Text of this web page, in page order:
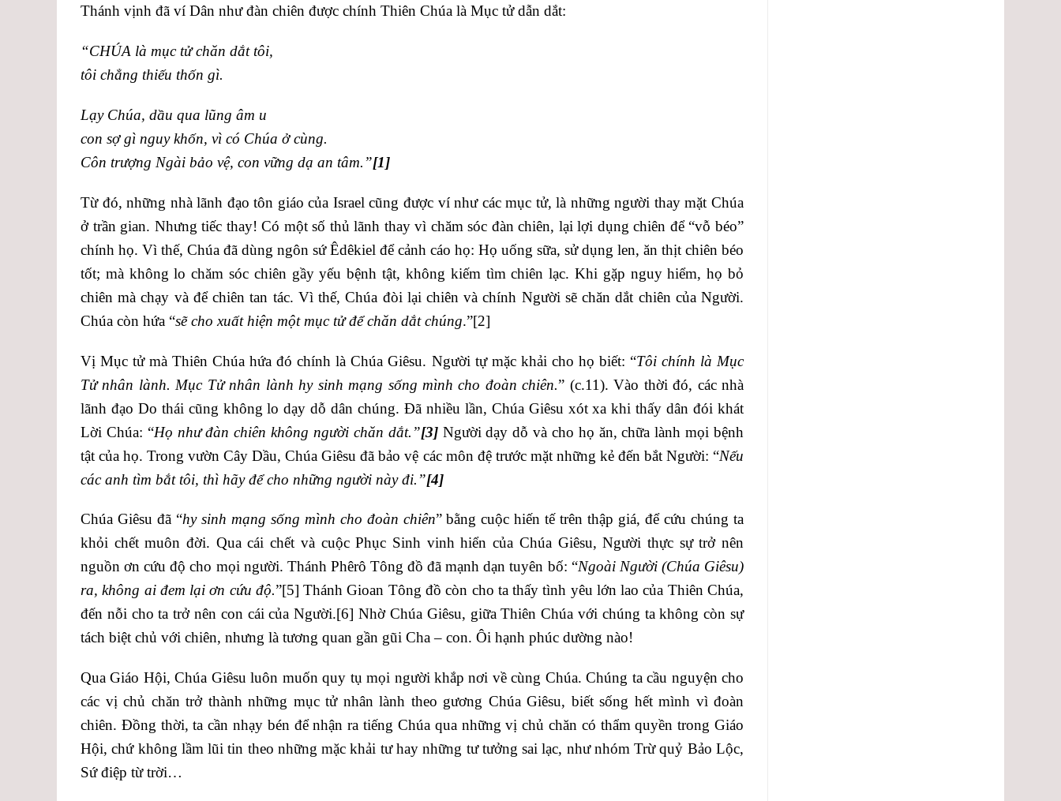
Thánh vịnh đã ví Dân như đàn chiên được chính Thiên Chúa là Mục tử dẫn dắt:
“CHÚA là mục tử chăn dắt tôi,
tôi chẳng thiếu thốn gì.
Lạy Chúa, dầu qua lũng âm u
con sợ gì nguy khốn, vì có Chúa ở cùng.
Côn trượng Ngài bảo vệ, con vững dạ an tâm.”[1]
Từ đó, những nhà lãnh đạo tôn giáo của Israel cũng được ví như các mục tử, là những người thay mặt Chúa
ở trần gian. Nhưng tiếc thay! Có một số thủ lãnh thay vì chăm sóc đàn chiên, lại lợi dụng chiên để “vỗ béo”
chính họ. Vì thế, Chúa đã dùng ngôn sứ Êdêkiel để cảnh cáo họ: Họ uống sữa, sử dụng len, ăn thịt chiên béo
tốt; mà không lo chăm sóc chiên gầy yếu bệnh tật, không kiếm tìm chiên lạc. Khi gặp nguy hiểm, họ bỏ
chiên mà chạy và để chiên tan tác. Vì thế, Chúa đòi lại chiên và chính Người sẽ chăn dắt chiên của Người.
Chúa còn hứa “sẽ cho xuất hiện một mục tử để chăn dắt chúng.”[2]
Vị Mục tử mà Thiên Chúa hứa đó chính là Chúa Giêsu. Người tự mặc khải cho họ biết: “Tôi chính là Mục
Tử nhân lành. Mục Tử nhân lành hy sinh mạng sống mình cho đoàn chiên.” (c.11). Vào thời đó, các nhà
lãnh đạo Do thái cũng không lo dạy dỗ dân chúng. Đã nhiều lần, Chúa Giêsu xót xa khi thấy dân đói khát
Lời Chúa: “Họ như đàn chiên không người chăn dắt.”[3]Người dạy dỗ và cho họ ăn, chữa lành mọi bệnh
tật của họ. Trong vườn Cây Dầu, Chúa Giêsu đã bảo vệ các môn đệ trước mặt những kẻ đến bắt Người: “Nếu
các anh tìm bắt tôi, thì hãy để cho những người này đi.”[4]
Chúa Giêsu đã “hy sinh mạng sống mình cho đoàn chiên” bằng cuộc hiến tế trên thập giá, để cứu chúng ta
khỏi chết muôn đời. Qua cái chết và cuộc Phục Sinh vinh hiển của Chúa Giêsu, Người thực sự trở nên
nguồn ơn cứu độ cho mọi người. Thánh Phêrô Tông đồ đã mạnh dạn tuyên bố: “Ngoài Người (Chúa Giêsu)
ra, không ai đem lại ơn cứu độ.”[5] Thánh Gioan Tông đồ còn cho ta thấy tình yêu lớn lao của Thiên Chúa,
đến nỗi cho ta trở nên con cái của Người.[6] Nhờ Chúa Giêsu, giữa Thiên Chúa với chúng ta không còn sự
tách biệt chủ với chiên, nhưng là tương quan gần gũi Cha – con. Ôi hạnh phúc dường nào!
Qua Giáo Hội, Chúa Giêsu luôn muốn quy tụ mọi người khắp nơi về cùng Chúa. Chúng ta cầu nguyện cho
các vị chủ chăn trở thành những mục tử nhân lành theo gương Chúa Giêsu, biết sống hết mình vì đoàn
chiên. Đồng thời, ta cần nhạy bén để nhận ra tiếng Chúa qua những vị chủ chăn có thẩm quyền trong Giáo
Hội, chứ không lầm lũi tin theo những mặc khải tư hay những tư tưởng sai lạc, như nhóm Trừ quỷ Bảo Lộc,
Sứ điệp từ trời…